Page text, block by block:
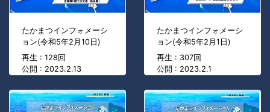
たかまつインフォメーシ
ョン(令和5年2月10日)
再生 : 128回
公開 : 2023.2.13
たかまつインフォメーシ
ョン(令和5年2月1日)
再生 : 307回
公開 : 2023.2.1